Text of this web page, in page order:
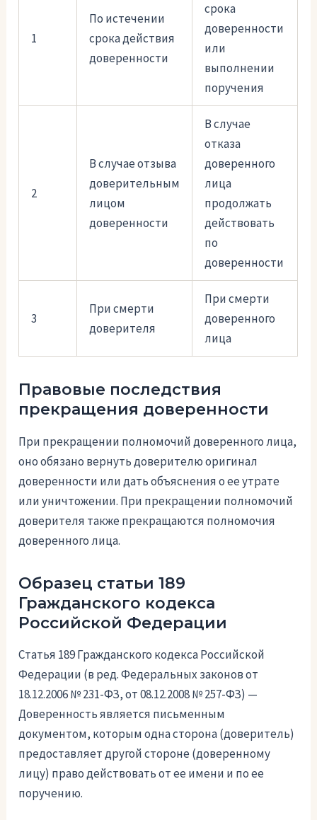
1
По истечении
срока действия
доверенности
срока
доверенности
или
выполнении
поручения
2
В случае отзыва
доверительным
лицом
доверенности
В случае
отказа
доверенного
лица
продолжать
действовать
по
доверенности
3
При смерти
доверителя
При смерти
доверенного
лица
Правовые последствия
прекращения доверенности
При прекращении полномочий доверенного лица,
оно обязано вернуть доверителю оригинал
доверенности или дать объяснения о ее утрате
или уничтожении. При прекращении полномочий
доверителя также прекращаются полномочия
доверенного лица.
Образец статьи 189
Гражданского кодекса
Российской Федерации
Статья 189 Гражданского кодекса Российской
Федерации (в ред. Федеральных законов от
18.12.2006 № 231-ФЗ, от 08.12.2008 № 257-ФЗ) —
Доверенность является письменным
документом, которым одна сторона (доверитель)
предоставляет другой стороне (доверенному
лицу) право действовать от ее имени и по ее
поручению.